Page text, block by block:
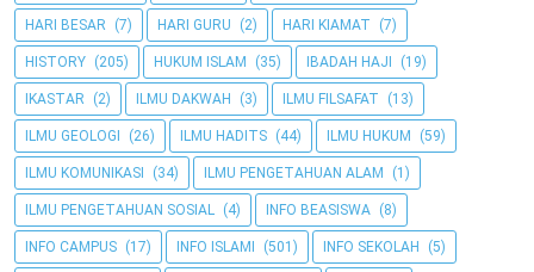
HARI BESAR (7) HARI GURU (2) HARI KIAMAT (7)
HISTORY (205) HUKUM ISLAM (35) IBADAH HAJI (19)
IKASTAR (2) ILMU DAKWAH (3) ILMU FILSAFAT (13)
ILMU GEOLOGI (26) ILMU HADITS (44) ILMU HUKUM (59)
ILMU KOMUNIKASI (34) ILMU PENGETAHUAN ALAM (1)
ILMU PENGETAHUAN SOSIAL (4) INFO BEASISWA (8)
INFO CAMPUS (17) INFO ISLAMI (501) INFO SEKOLAH (5)